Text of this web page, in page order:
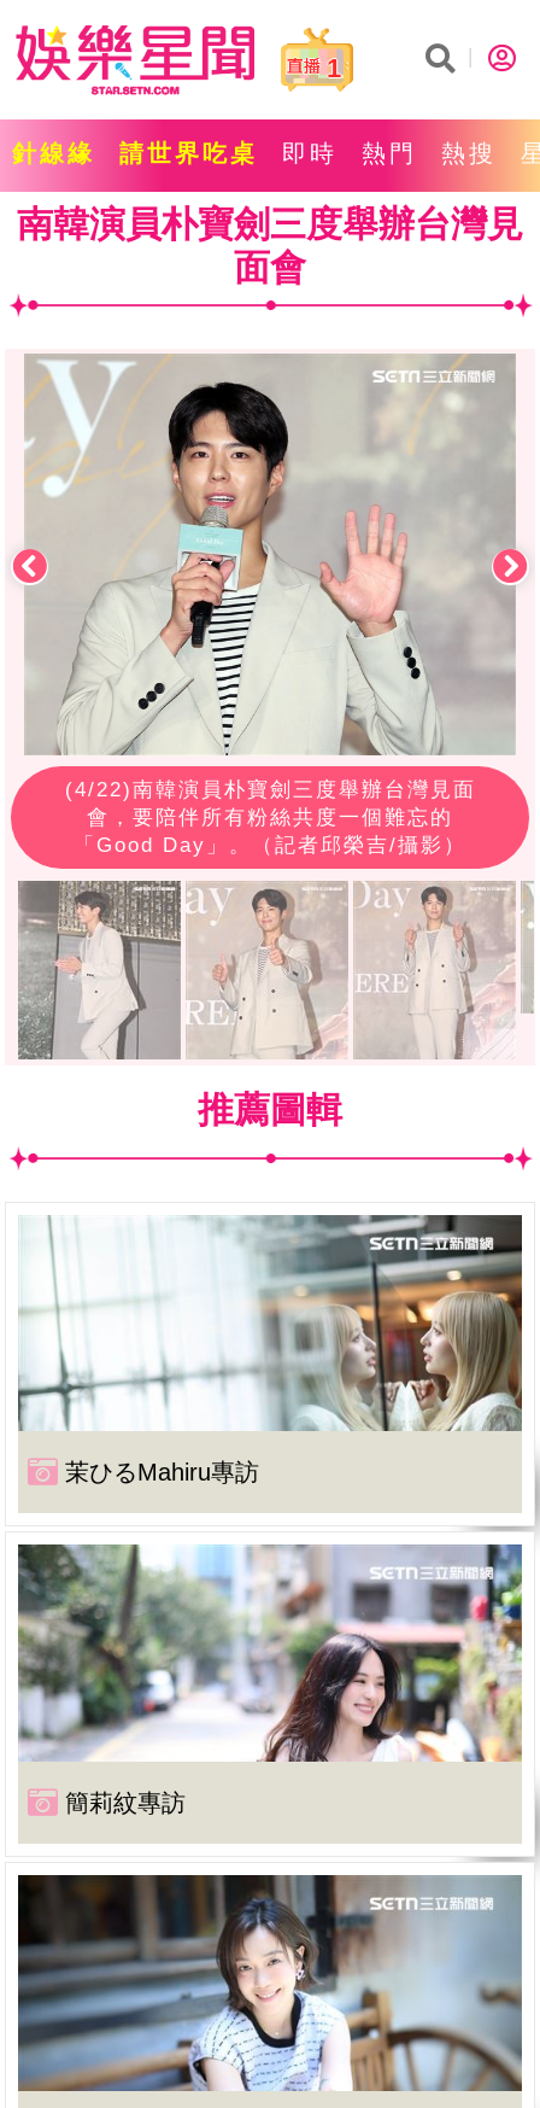
1
針線緣 請世界吃桌 即時 熱門 熱搜
南韓演員朴寶劍三度舉辦台灣見
面會
(4/22)南韓演員朴寶劍三度舉辦台灣見面
會，要陪伴所有粉絲共度一個難忘的
「Good Day」。（記者邱榮吉/攝影）
推薦圖輯
茉ひるMahiru專訪
簡莉紋專訪